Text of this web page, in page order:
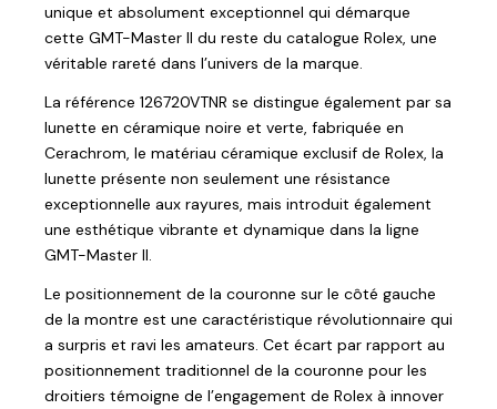
unique et absolument exceptionnel qui démarque
cette GMT-Master II du reste du catalogue Rolex, une
véritable rareté dans l’univers de la marque.
La référence 126720VTNR se distingue également par sa
lunette en céramique noire et verte, fabriquée en
Cerachrom, le matériau céramique exclusif de Rolex, la
lunette présente non seulement une résistance
exceptionnelle aux rayures, mais introduit également
une esthétique vibrante et dynamique dans la ligne
GMT-Master II.
Le positionnement de la couronne sur le côté gauche
de la montre est une caractéristique révolutionnaire qui
a surpris et ravi les amateurs. Cet écart par rapport au
positionnement traditionnel de la couronne pour les
droitiers témoigne de l’engagement de Rolex à innover